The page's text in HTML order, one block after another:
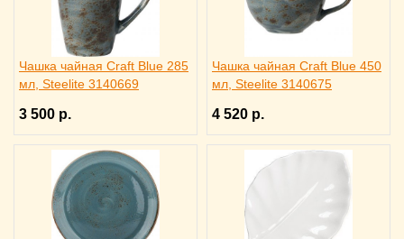
Чашка чайная Craft Blue 285
мл, Steelite 3140669
3 500 р.
Чашка чайная Craft Blue 450
мл, Steelite 3140675
4 520 р.